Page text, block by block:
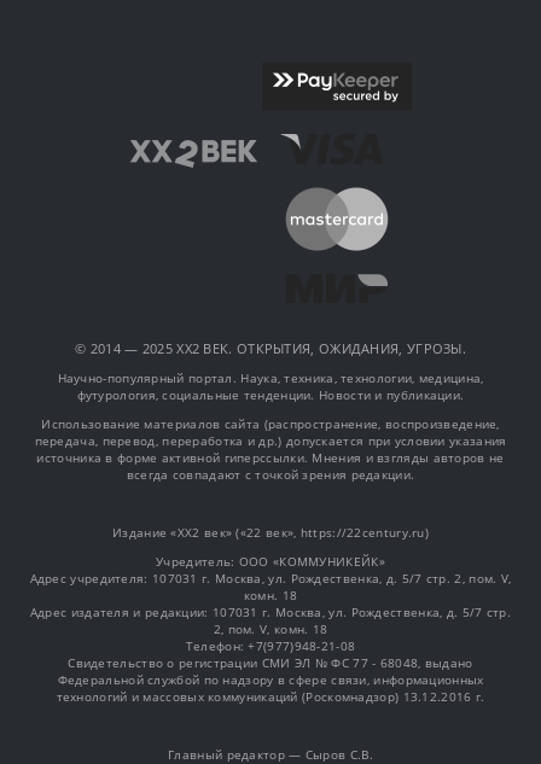
© 2014 — 2025 XX2 ВЕК. ОТКРЫТИЯ, ОЖИДАНИЯ, УГРОЗЫ.
Научно-популярный портал. Наука, техника, технологии, медицина,
футурология, социальные тенденции. Новости и публикации.
Использование материалов сайта (распространение, воспроизведение,
передача, перевод, переработка и др.) допускается при условии указания
источника в форме активной гиперссылки. Мнения и взгляды авторов не
всегда совпадают с точкой зрения редакции.
Издание «XX2 век» («22 век», https://22century.ru)
Учредитель: OOO «КОММУНИКЕЙК»
Адрес учредителя: 107031 г. Москва, ул. Рождественка, д. 5/7 стр. 2, пом. V,
комн. 18
Адрес издателя и редакции: 107031 г. Москва, ул. Рождественка, д. 5/7 стр.
2, пом. V, комн. 18
Телефон: +7(977)948-21-08
Свидетельство о регистрации СМИ ЭЛ № ФС 77 - 68048, выдано
Федеральной службой по надзору в сфере связи, информационных
технологий и массовых коммуникаций (Роскомнадзор) 13.12.2016 г.
Главный редактор — Сыров С.В.